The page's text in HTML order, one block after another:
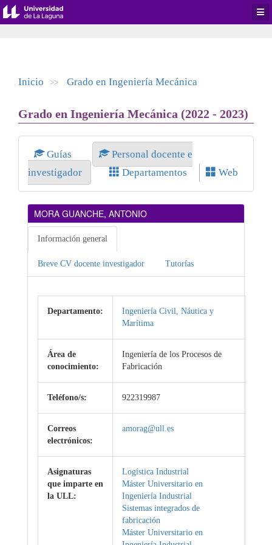
Inicio >> Grado en Ingeniería Mecánica
Grado en Ingeniería Mecánica (2022 - 2023)
Guías
Personal docente e
investigador
Departamentos Web
MORA GUANCHE, ANTONIO
Información general
Breve CV docente investigador Tutorías
Departamento:
Ingeniería Civil, Náutica y
Marítima
Área de
conocimiento:
Ingeniería de los Procesos de
Fabricación
Teléfono/s: 922319987
Correos
electrónicos:
amorag@ull.es
Asignaturas
que imparte en
la ULL:
Logística Industrial
Máster Universitario en
Ingeniería Industrial
Sistemas integrados de
fabricación
Máster Universitario en